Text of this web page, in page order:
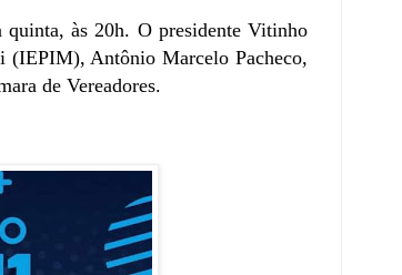
às 20h. O presidente Vitinho
(IEPIM), Antônio Marcelo Pacheco,
de Vereadores.